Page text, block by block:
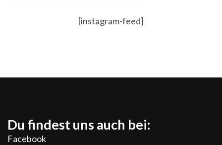
[instagram-feed]
Du findest uns auch bei:
Facebook